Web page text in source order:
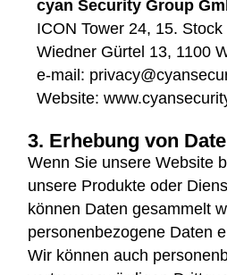
cyan Security Group
ICON Tower 24, 15. Stock
Wiedner Gürtel 13, 1100
e-mail:
Website:
3. Erhebung von
Wenn Sie unsere Website
unsere Produkte oder
können Daten gesammelt
personenbezogene Daten
Wir können auch